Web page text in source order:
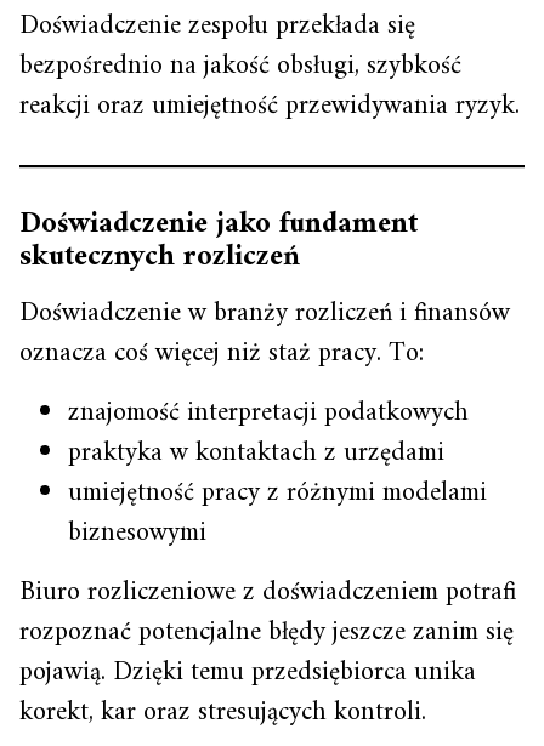
Doświadczenie zespołu przekłada się
bezpośrednio na jakość obsługi, szybkość
reakcji oraz umiejętność przewidywania ryzyk.
Doświadczenie jako fundament
skutecznych rozliczeń
Doświadczenie w branży rozliczeń i finansów
oznacza coś więcej niż staż pracy. To:
znajomość interpretacji podatkowych
praktyka w kontaktach z urzędami
umiejętność pracy z różnymi modelami
biznesowymi
Biuro rozliczeniowe z doświadczeniem potrafi
rozpoznać potencjalne błędy jeszcze zanim się
pojawią. Dzięki temu przedsiębiorca unika
korekt, kar oraz stresujących kontroli.